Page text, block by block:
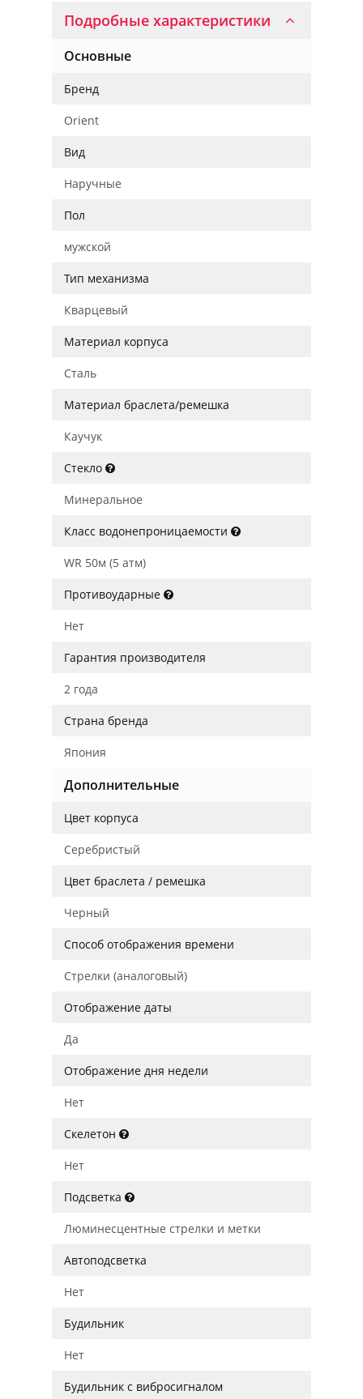
Подробные характеристики
Основные
Бренд
Orient
Вид
Наручные
Пол
мужской
Тип механизма
Кварцевый
Материал корпуса
Сталь
Материал браслета/ремешка
Каучук
Стекло
Минеральное
Класс водонепроницаемости
WR 50м (5 атм)
Противоударные
Нет
Гарантия производителя
2 года
Страна бренда
Япония
Дополнительные
Цвет корпуса
Серебристый
Цвет браслета / ремешка
Черный
Способ отображения времени
Стрелки (аналоговый)
Отображение даты
Да
Отображение дня недели
Нет
Скелетон
Нет
Подсветка
Люминесцентные стрелки и метки
Автоподсветка
Нет
Будильник
Нет
Будильник с вибросигналом